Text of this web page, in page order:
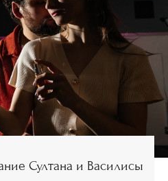
Султана и Василисы